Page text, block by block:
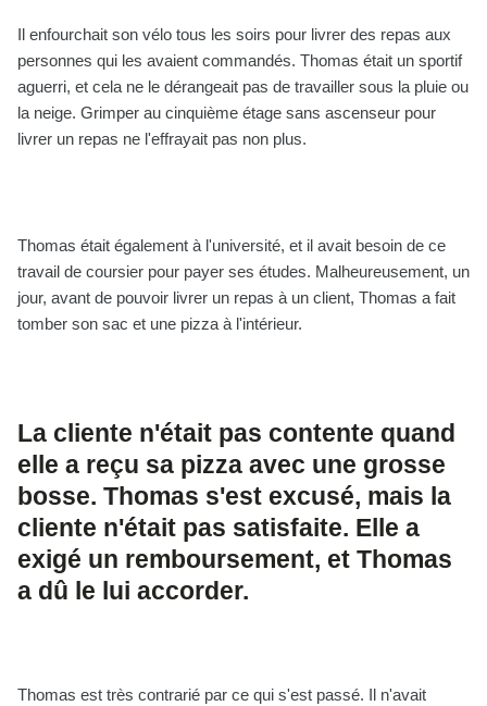
Il enfourchait son vélo tous les soirs pour livrer des repas aux
personnes qui les avaient commandés. Thomas était un sportif
aguerri, et cela ne le dérangeait pas de travailler sous la pluie ou
la neige. Grimper au cinquième étage sans ascenseur pour
livrer un repas ne l'effrayait pas non plus.
Thomas était également à l'université, et il avait besoin de ce
travail de coursier pour payer ses études. Malheureusement, un
jour, avant de pouvoir livrer un repas à un client, Thomas a fait
tomber son sac et une pizza à l'intérieur.
La cliente n'était pas contente quand
elle a reçu sa pizza avec une grosse
bosse. Thomas s'est excusé, mais la
cliente n'était pas satisfaite. Elle a
exigé un remboursement, et Thomas
a dû le lui accorder.
Thomas est très contrarié par ce qui s'est passé. Il n'avait